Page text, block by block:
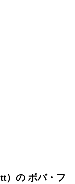
）の ボバ・フ